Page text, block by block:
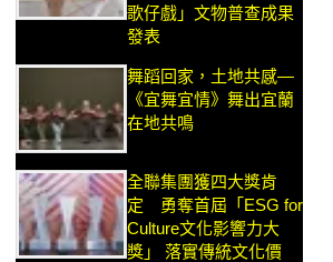
歌仔戲」文物普查成果
發表
舞蹈回家，土地共感—
《宜舞宜情》舞出宜蘭
在地共鳴
全聯集團獲四大獎肯
定 勇奪首屆「ESG for
Culture文化影響力大
獎」 落實傳統文化價